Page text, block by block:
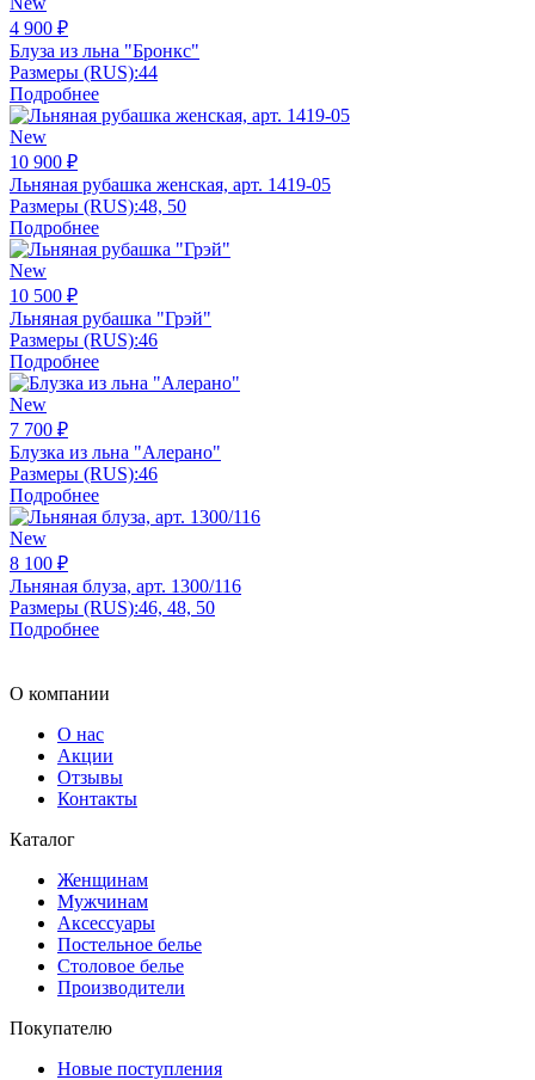
4 900 ₽
Блуза из льна "Бронкс"
Размеры (RUS):44
Подробнее
New
10 900 ₽
Льняная рубашка женская, арт. 1419-05
Размеры (RUS):48, 50
Подробнее
New
10 500 ₽
Льняная рубашка "Грэй"
Размеры (RUS):46
Подробнее
New
7 700 ₽
Блузка из льна "Алерано"
Размеры (RUS):46
Подробнее
New
8 100 ₽
Льняная блуза, арт. 1300/116
Размеры (RUS):46, 48, 50
Подробнее
О компании
О нас
Акции
Отзывы
Контакты
Каталог
Женщинам
Мужчинам
Аксессуары
Постельное белье
Столовое белье
Производители
Покупателю
Новые поступления